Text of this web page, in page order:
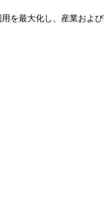
を最大化し、産業およ